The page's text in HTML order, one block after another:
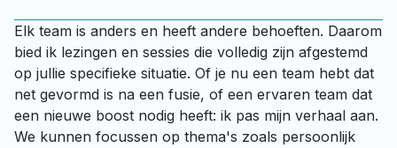
Elk team is anders en heeft andere behoeften. Daarom
bied ik lezingen en sessies die volledig zijn afgestemd
op jullie specifieke situatie. Of je nu een team hebt dat
net gevormd is na een fusie, of een ervaren team dat
een nieuwe boost nodig heeft: ik pas mijn verhaal aan.
We kunnen focussen op thema's zoals persoonlijk